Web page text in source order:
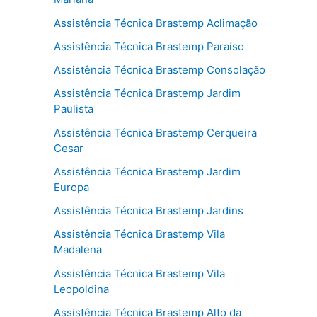
Assistência Técnica Brastemp Aclimação
Assistência Técnica Brastemp Paraíso
Assistência Técnica Brastemp Consolação
Assistência Técnica Brastemp Jardim
Paulista
Assistência Técnica Brastemp Cerqueira
Cesar
Assistência Técnica Brastemp Jardim
Europa
Assistência Técnica Brastemp Jardins
Assistência Técnica Brastemp Vila
Madalena
Assistência Técnica Brastemp Vila
Leopoldina
Assistência Técnica Brastemp Alto da